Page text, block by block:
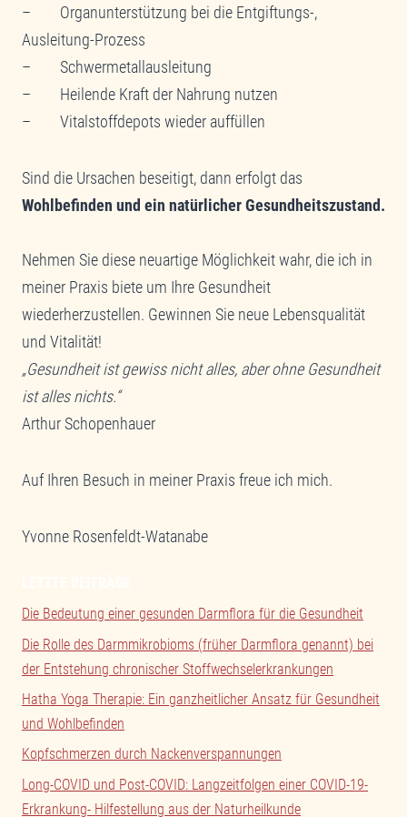
– Organunterstützung bei die Entgiftungs-,
Ausleitung-Prozess
– Schwermetallausleitung
– Heilende Kraft der Nahrung nutzen
– Vitalstoffdepots wieder auffüllen
Sind die Ursachen beseitigt, dann erfolgt das
Wohlbefinden und ein natürlicher Gesundheitszustand.
Nehmen Sie diese neuartige Möglichkeit wahr, die ich in
meiner Praxis biete um Ihre Gesundheit
wiederherzustellen. Gewinnen Sie neue Lebensqualität
und Vitalität!
„Gesundheit ist gewiss nicht alles, aber ohne Gesundheit
ist alles nichts.“
Arthur Schopenhauer
Auf Ihren Besuch in meiner Praxis freue ich mich.
Yvonne Rosenfeldt-Watanabe
Die Bedeutung einer gesunden Darmflora für die Gesundheit
Die Rolle des Darmmikrobioms (früher Darmflora genannt) bei
der Entstehung chronischer Stoffwechselerkrankungen
Hatha Yoga Therapie: Ein ganzheitlicher Ansatz für Gesundheit
und Wohlbefinden
Kopfschmerzen durch Nackenverspannungen
Long-COVID und Post-COVID: Langzeitfolgen einer COVID-19-
Erkrankung- Hilfestellung aus der Naturheilkunde